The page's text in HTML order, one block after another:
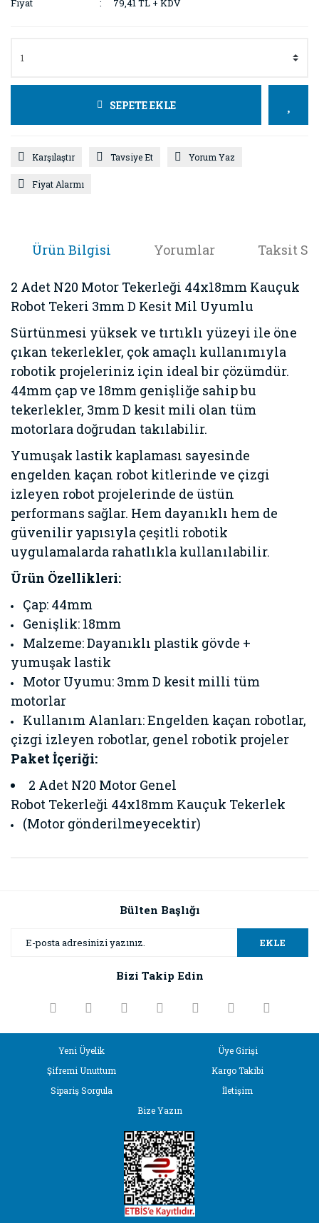
Fiyat
79,41 TL + KDV
SEPETE EKLE
Karşılaştır Tavsiye Et Yorum Yaz
Fiyat Alarmı
Ürün Bilgisi Yorumlar Taksit
2 Adet N20 Motor Tekerleği 44x18mm Kauçuk
Robot Tekeri 3mm D Kesit Mil Uyumlu
Sürtünmesi yüksek ve tırtıklı yüzeyi ile öne
çıkan tekerlekler, çok amaçlı kullanımıyla
robotik projeleriniz için ideal bir çözümdür.
44mm çap ve 18mm genişliğe sahip bu
tekerlekler, 3mm D kesit mili olan tüm
motorlara doğrudan takılabilir.
Yumuşak lastik kaplaması sayesinde
engelden kaçan robot kitlerinde ve çizgi
izleyen robot projelerinde de üstün
performans sağlar. Hem dayanıklı hem de
güvenilir yapısıyla çeşitli robotik
uygulamalarda rahatlıkla kullanılabilir.
Ürün Özellikleri:
Çap: 44mm
Genişlik: 18mm
Malzeme: Dayanıklı plastik gövde +
yumuşak lastik
Motor Uyumu: 3mm D kesit milli tüm
motorlar
Kullanım Alanları: Engelden kaçan robotlar,
çizgi izleyen robotlar, genel robotik projeler
Paket İçeriği:
2 Adet N20 Motor Genel
Robot Tekerleği 44x18mm Kauçuk Tekerlek
(Motor gönderilmeyecektir)
Görüş ve önerileriniz için teşekkür ederiz.
Ürün resmi kalitesiz, bozuk veya görüntülenemiyor.
Ürün bilgilerinde hatalar bulunuyor.
Gönder
Bülten Başlığı
EKLE
Bizi Takip Edin
Yeni Üyelik
Üye Girişi
Şifremi Unuttum
Kargo Takibi
Sipariş Sorgula
İletişim
Bize Yazın